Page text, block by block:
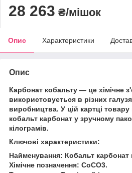
28 263 ₴/мішок
Опис Характеристики
Опис
Карбонат кобальту — це хімічне
використовується в різних
виробництва. У цій картці
кобальт карбонат у зручному
кілограмів.
Ключові характеристики:
Найменування: Кобальт карбонат
Хімічне позначення: CoCO3.